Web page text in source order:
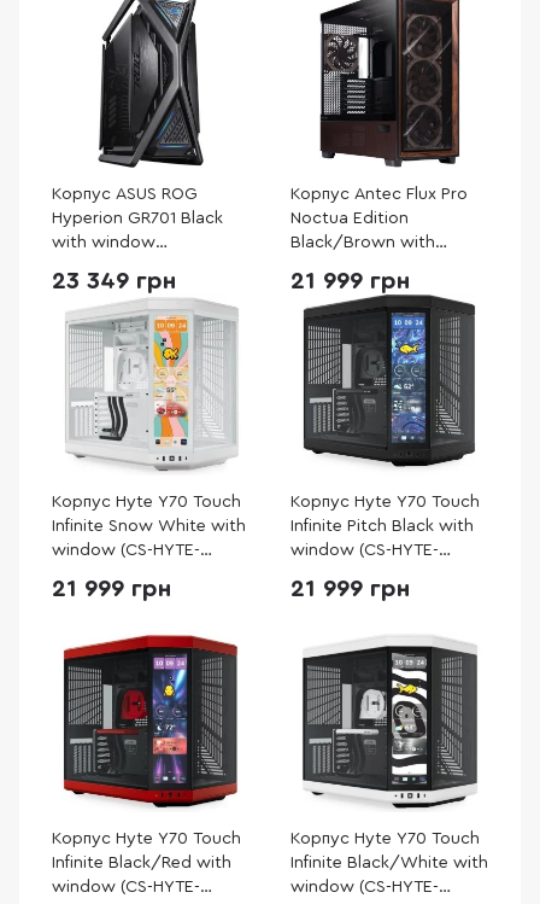
Корпус ASUS ROG
Hyperion GR701 Black
with window
23 349 грн
Корпус Antec Flux Pro
Noctua Edition
Black/Brown with
Noctua Edition)
21 999 грн
Корпус Hyte Y70 Touch
Infinite Snow White with
window (CS-HYTE-
21 999 грн
Корпус Hyte Y70 Touch
Infinite Pitch Black with
window (CS-HYTE-
21 999 грн
Корпус Hyte Y70 Touch
Infinite Black/Red with
window (CS-HYTE-
Корпус Hyte Y70 Touch
Infinite Black/White with
window (CS-HYTE-